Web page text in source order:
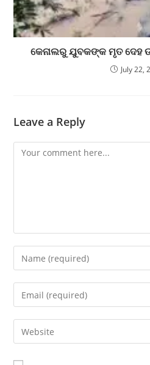
କେନାଲରୁ ଯୁବକଙ୍କ ମୃତ ଦେହ
July 22,
Leave a Reply